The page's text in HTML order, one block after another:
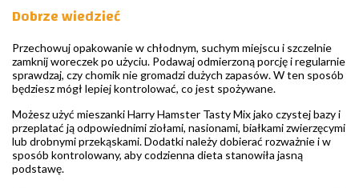
Dobrze wiedzieć
Przechowuj opakowanie w chłodnym, suchym miejscu i szczelnie
zamknij woreczek po użyciu. Podawaj odmierzoną porcję i regularnie
sprawdzaj, czy chomik nie gromadzi dużych zapasów. W ten sposób
będziesz mógł lepiej kontrolować, co jest spożywane.
Możesz użyć mieszanki Harry Hamster Tasty Mix jako czystej bazy i
przeplatać ją odpowiednimi ziołami, nasionami, białkami zwierzęcymi
lub drobnymi przekąskami. Dodatki należy dobierać rozważnie i w
sposób kontrolowany, aby codzienna dieta stanowiła jasną
podstawę.